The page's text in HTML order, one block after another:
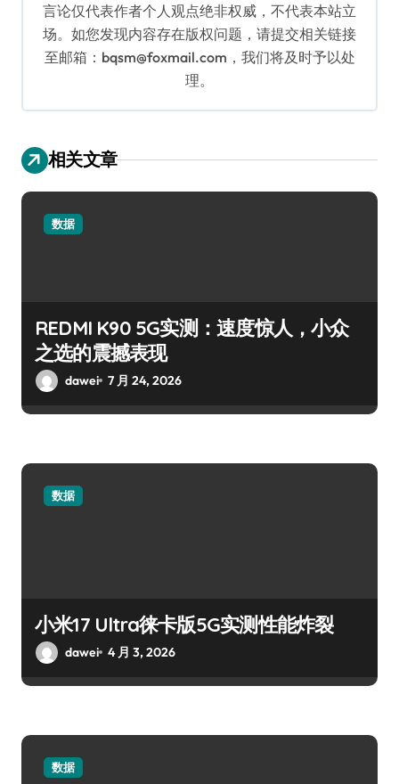
言论仅代表作者个人观点绝非权威，不代表本站立
场。如您发现内容存在版权问题，请提交相关链接
至邮箱：bqsm@foxmail.com，我们将及时予以处
理。
相关文章
数据
REDMI K90 5G实测：速度惊人，小众
之选的震撼表现
dawei 7 月 24, 2026
数据
小米17 Ultra徕卡版5G实测性能炸裂
dawei 4 月 3, 2026
数据